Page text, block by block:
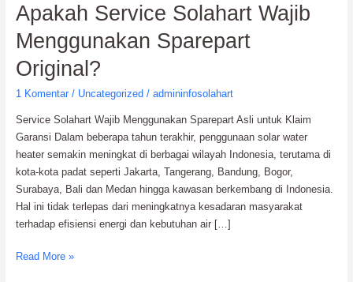
Apakah Service Solahart Wajib
Menggunakan Sparepart
Original?
1 Komentar / Uncategorized / admininfosolahart
Service Solahart Wajib Menggunakan Sparepart Asli untuk Klaim
Garansi Dalam beberapa tahun terakhir, penggunaan solar water
heater semakin meningkat di berbagai wilayah Indonesia, terutama di
kota-kota padat seperti Jakarta, Tangerang, Bandung, Bogor,
Surabaya, Bali dan Medan hingga kawasan berkembang di Indonesia.
Hal ini tidak terlepas dari meningkatnya kesadaran masyarakat
terhadap efisiensi energi dan kebutuhan air […]
Apakah
Service
Solahart
Wajib
Menggunakan
Sparepart
Read More »